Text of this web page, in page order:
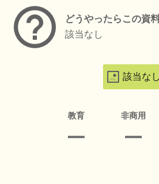
どうやったらこの資
該当なし
該当なし
教育 非商用